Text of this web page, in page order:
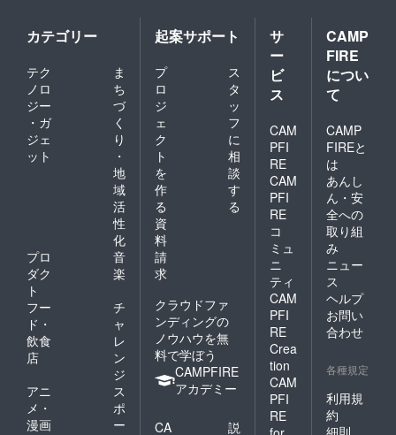
カテゴリー
テク
ノロ
ジー
・ガ
ジェ
ット
ま
ち
づ
く
り
・
地
域
活
性
化
プロ
ダク
ト
音
楽
フー
ド・
飲食
店
チ
ャ
レ
ン
ジ
アニ
メ・
漫画
ス
ポ
ー
起案サポート
プ
ロ
ジ
ェ
ク
ト
を
作
る
ス
タ
ッ
フ
に
相
談
す
る
資
料
請
求
クラウドファ
ンディングの
ノウハウを無
料で学ぼう
CAMPFIRE
アカデミー
CA
説
サ
ー
ビ
ス
CAM
PFI
RE
CAM
PFI
RE
コ
ミュ
ニ
ティ
CAM
PFI
RE
Crea
tion
CAM
PFI
RE
CAMP
FIRE
につい
て
CAMP
FIREと
は
あんし
ん・安
全への
取り組
み
ニュー
ス
ヘルプ
お問い
合わせ
各種規定
利用規
約
細則